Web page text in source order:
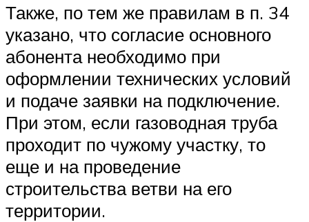
Также, по тем же правилам в п. 34
указано, что согласие основного
абонента необходимо при
оформлении технических условий
и подаче заявки на подключение.
При этом, если газоводная труба
проходит по чужому участку, то
еще и на проведение
строительства ветви на его
территории.